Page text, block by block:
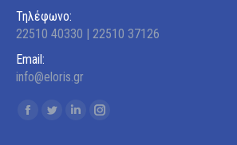
Τηλέφωνο:
22510 40330 | 22510 37126
Email:
info@eloris.gr
Find us on:
Facebook
TwitterLinkedinInstagram